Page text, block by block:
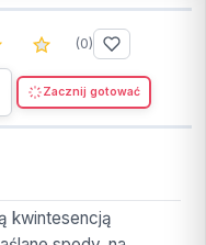
(0)
Zacznij gotować
kwintesencją